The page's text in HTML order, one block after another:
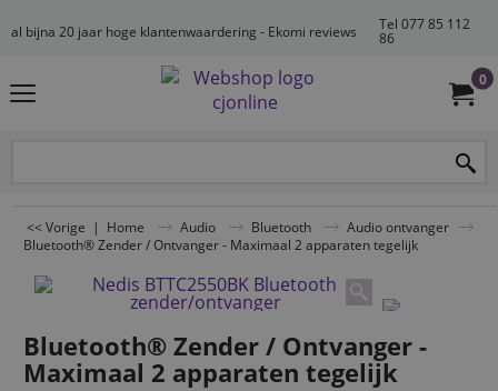
al bijna 20 jaar hoge klantenwaardering - Ekomi reviews
Tel 077 85 112
86
0
<< Vorige | Home Audio Bluetooth
Audio ontvanger
Bluetooth® Zender / Ontvanger - Maximaal 2 apparaten tegelijk
Bluetooth® Zender / Ontvanger -
Maximaal 2 apparaten tegelijk